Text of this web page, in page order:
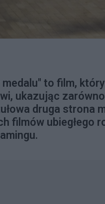
to film,
ukazując
druga strona
filmów ubiegłego